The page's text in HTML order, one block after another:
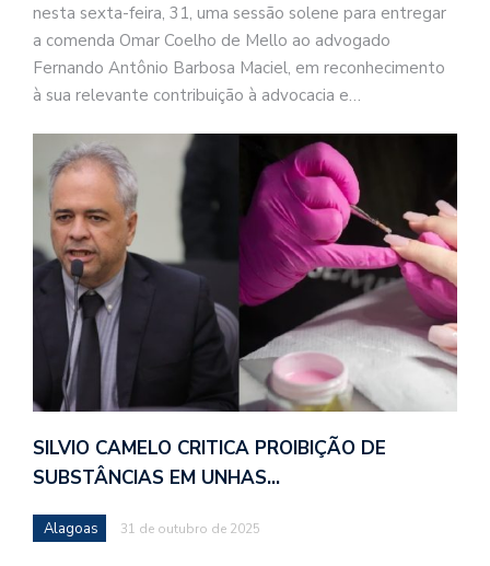
nesta sexta-feira, 31, uma sessão solene para entregar
a comenda Omar Coelho de Mello ao advogado
Fernando Antônio Barbosa Maciel, em reconhecimento
à sua relevante contribuição à advocacia e…
SILVIO CAMELO CRITICA PROIBIÇÃO DE
SUBSTÂNCIAS EM UNHAS…
Alagoas 31 de outubro de 2025